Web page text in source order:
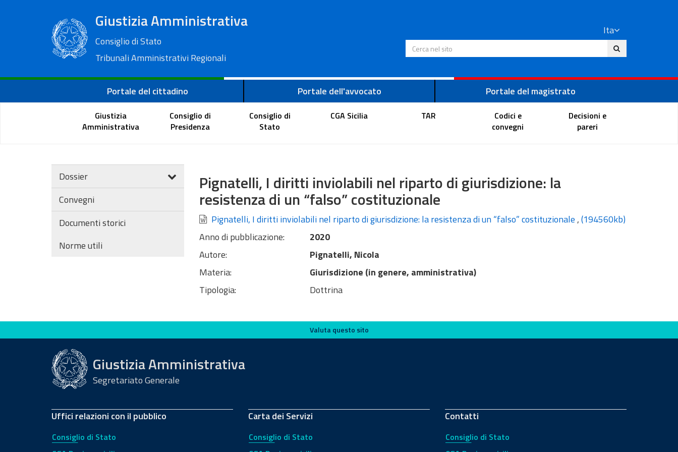
Giustizia Amministrativa
Consiglio di Stato
Tribunali Amministrativi Regionali
Ita
Cerca nel sito
Portale del cittadino Portale dell'avvocato Portale del magistrato
Giustizia
Amministrativa
Consiglio di
Presidenza
Consiglio di
Stato
CGA Sicilia TAR
Codici e
convegni
Decisioni e
pareri
Dossier
Convegni
Documenti storici
Norme utili
Pignatelli, I diritti inviolabili nel riparto di giurisdizione: la
resistenza di un “falso” costituzionale
Pignatelli, I diritti inviolabili nel riparto di giurisdizione: la resistenza di un “falso” costituzionale ,(194560kb)
Anno di pubblicazione:
2020
Autore:
Pignatelli, Nicola
Materia:
Giurisdizione (in genere, amministrativa)
Tipologia:
Dottrina
Valuta questo sito Valuta questo sito
Giustizia Amministrativa
Segretariato Generale
Uffici relazioni con il pubblico
Consiglio di Stato
Carta dei Servizi
Consiglio di Stato
Contatti
Consiglio di Stato